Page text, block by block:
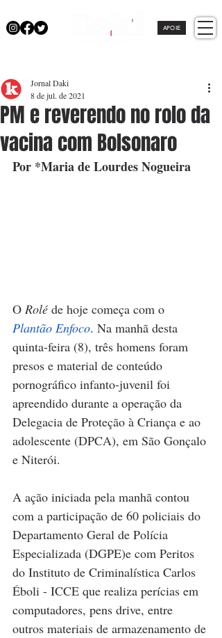
APOIE
PM e reverendo no rolo da
vacina com Bolsonaro
Jornal Daki
8 de jul. de 2021
Por *Maria de Lourdes Nogueira
O Rolé de hoje começa com o
Plantão Enfoco. Na manhã desta
quinta-feira (8), três homens foram
presos e material de conteúdo
pornográfico infanto-juvenil foi
apreendido durante a operação da
Delegacia de Proteção à Criança e ao
adolescente (DPCA), em São Gonçalo
e Niterói.
A ação iniciada pela manhã contou
com a participação de 60 policiais do
Departamento Geral de Polícia
Especializada (DGPE)e com Peritos
do Instituto de Criminalística Carlos
Éboli - ICCE que realiza perícias em
computadores, pens drive, entre
outros materiais de armazenamento de